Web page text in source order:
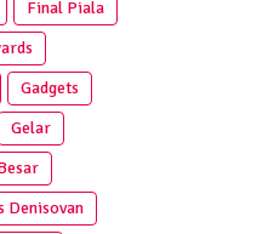
Final Piala
Gadgets
Gelar
Denisovan